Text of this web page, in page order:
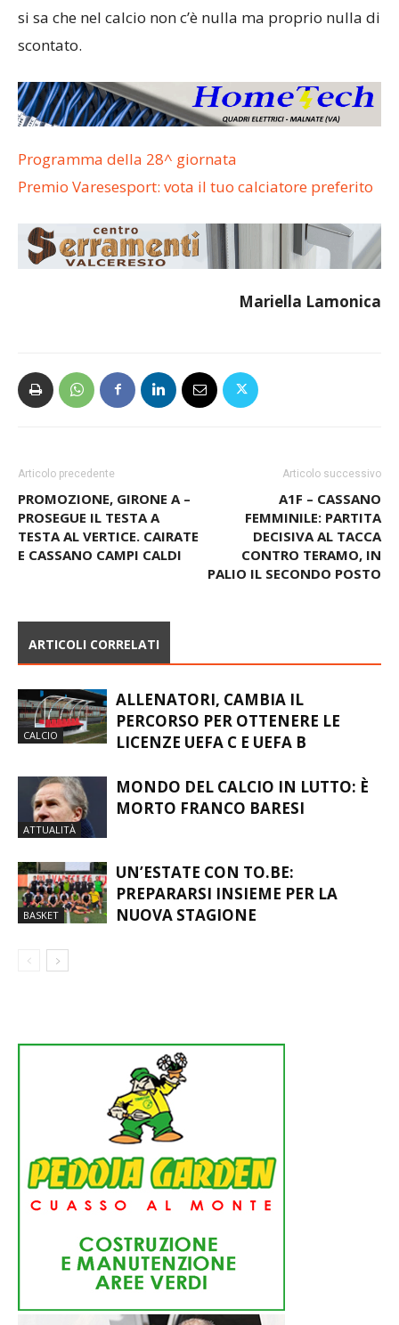
si sa che nel calcio non c’è nulla ma proprio nulla di
scontato.
Programma della 28^ giornata
Premio Varesesport: vota il tuo calciatore preferito
Mariella Lamonica
Articolo precedente
PROMOZIONE, GIRONE A –
PROSEGUE IL TESTA A
TESTA AL VERTICE. CAIRATE
E CASSANO CAMPI CALDI
Articolo successivo
A1F – CASSANO
FEMMINILE: PARTITA
DECISIVA AL TACCA
CONTRO TERAMO, IN
PALIO IL SECONDO POSTO
ARTICOLI CORRELATI
CALCIO
ALLENATORI, CAMBIA IL
PERCORSO PER OTTENERE LE
LICENZE UEFA C E UEFA B
ATTUALITÀ
MONDO DEL CALCIO IN LUTTO: È
MORTO FRANCO BARESI
BASKET
UN’ESTATE CON TO.BE:
PREPARARSI INSIEME PER LA
NUOVA STAGIONE